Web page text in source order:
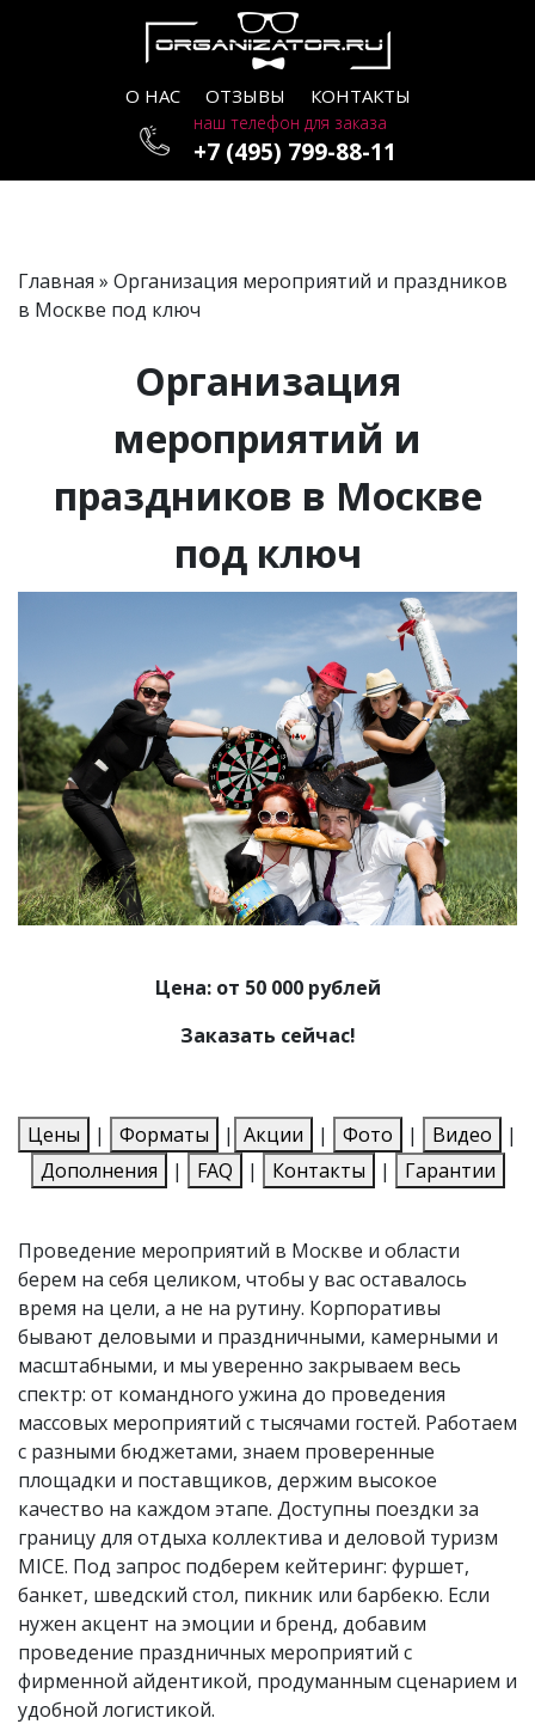
О НАС ОТЗЫВЫ КОНТАКТЫ
наш телефон для заказа
+7 (495) 799-88-11
Главная » Организация мероприятий и праздников
в Москве под ключ
Организация
мероприятий и
праздников в Москве
под ключ
Цена: от 50 000 рублей
Заказать сейчас!
Цены | Форматы | Акции | Фото | Видео
|
Дополнения
| FAQ | Контакты | Гарантии
Проведение мероприятий в Москве и области
берем на себя целиком, чтобы у вас оставалось
время на цели, а не на рутину. Корпоративы
бывают деловыми и праздничными, камерными и
масштабными, и мы уверенно закрываем весь
спектр: от командного ужина до проведения
массовых мероприятий с тысячами гостей. Работаем
с разными бюджетами, знаем проверенные
площадки и поставщиков, держим высокое
качество на каждом этапе. Доступны поездки за
границу для отдыха коллектива и деловой туризм
MICE. Под запрос подберем кейтеринг: фуршет,
банкет, шведский стол, пикник или барбекю. Если
нужен акцент на эмоции и бренд, добавим
проведение праздничных мероприятий с
фирменной айдентикой, продуманным сценарием и
удобной логистикой.